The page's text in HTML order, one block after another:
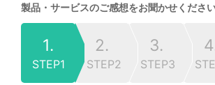
製品・サービスのご感想をお聞かせくださ
1.
STEP1
2.
STEP2
3.
STEP3